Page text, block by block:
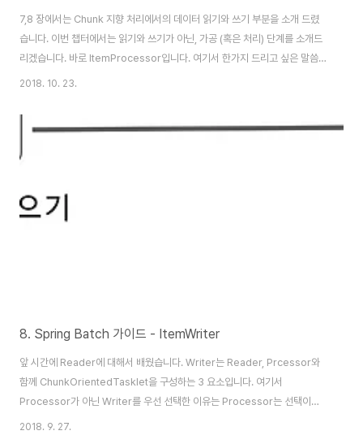
7,8 장에서는 Chunk 지향 처리에서의 데이터 읽기와 쓰기 부분을 소개 드렸
습니다. 이번 챕터에서는 읽기와 쓰기가 아닌, 가공 (혹은 처리) 단계를 소개드
리겠습니다. 바로 ItemProcessor입니다. 여기서 한가지 드리고 싶은 말씀은
ItemProcessor는 필수가 아니라는 점입니다. ItemProcessor는 데이터
현 가능합니다. 그럼에도 ItemProcessor를 쓰는 것은 Reader, Writer 와
는 별도의 단계로 분리되었기 때문에 비지니스 코드가 섞이는 것을 방지해주기
때문입니다. 그래서 일반적으로 배치 어플리케이션에서 비즈니스 로직을 추가
2018. 10. 23.
8. Spring Batch 가이드 - ItemWriter
앞 시간에 Reader에 대해서 배웠습니다. Writer는 Reader, Prcessor와
함께 ChunkOrientedTasklet을 구성하는 3 요소입니다. 여기서
Processor가 아닌 Writer를 우선 선택한 이유는 Processor는 선택이기
때문입니다. Processor는 없어도 ChunkOrientedTasklet는 구성할 수
2018. 9. 27.